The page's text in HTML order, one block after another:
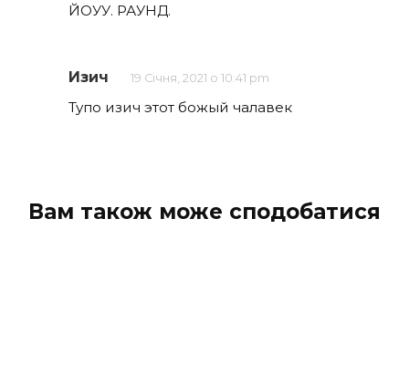
ЙОУУ. РАУНД.
Изич 19 Січня, 2021 о 10:41 pm
Тупо изич этот божый чалавек
Вам також може сподобатися